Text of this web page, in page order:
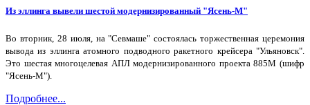
Из эллинга вывели шестой модернизированный "Ясень-М"
Во вторник, 28 июля, на "Севмаше" состоялась торжественная церемония
вывода из эллинга атомного подводного ракетного крейсера "Ульяновск".
Это шестая многоцелевая АПЛ модернизированного проекта 885М (шифр
"Ясень-М").
Подробнее...